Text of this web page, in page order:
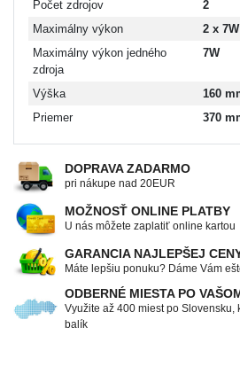
Počet zdrojov
2
Maximálny výkon
2 x 7W
Maximálny výkon jedného
zdroja
7W
Výška
160
Priemer
370
DOPRAVA ZADARMO
pri nákupe nad 20EUR
MOŽNOSŤ ONLINE PLATBY
U nás môžete zaplatiť online kartou
GARANCIA NAJLEPŠEJ
Máte lepšiu ponuku? Dáme Vám
ODBERNÉ MIESTA PO
Využite až 400 miest po
balík